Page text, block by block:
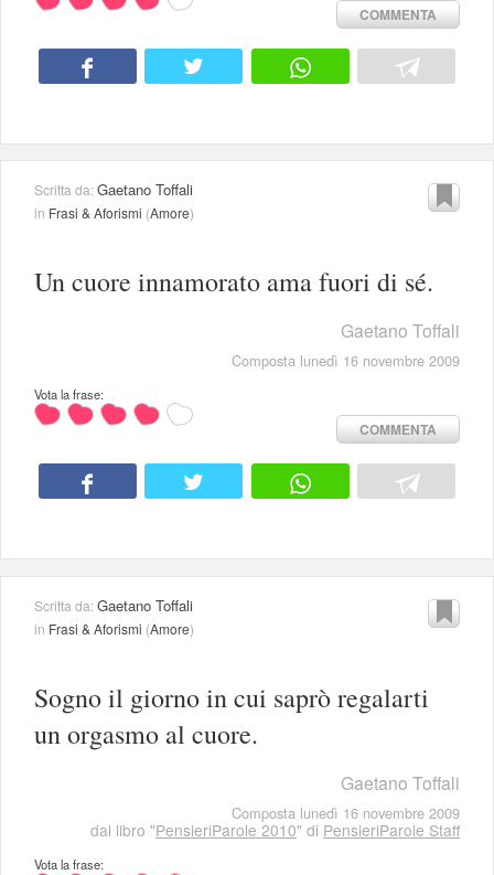
COMMENTA
Scritta da:Gaetano Toffali
in Frasi & Aforismi (Amore)
Un cuore innamorato ama fuori di sé.
Gaetano Toffali
Composta lunedì 16 novembre 2009
Vota la frase:
COMMENTA
Scritta da:Gaetano Toffali
in Frasi & Aforismi (Amore)
Sogno il giorno in cui saprò regalarti
un orgasmo al cuore.
Gaetano Toffali
Composta lunedì 16 novembre 2009
dal libro "PensieriParole 2010" di PensieriParole Staff
Vota la frase: